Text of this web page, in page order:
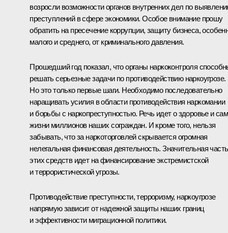
возросли возможности органов внутренних дел по
преступлений в сфере экономики. Особое внимание прошу
обратить на пресечение коррупции, защиту бизнеса,
малого и среднего, от криминального давления.
Прошедший год показал, что органы наркоконтроля
решать серьезные задачи по противодействию наркоугрозе.
Но это только первые шаги. Необходимо последовательно
наращивать усилия в области противодействия наркомании
и борьбы с наркопреступностью. Речь идет о здоровье и
жизни миллионов наших сограждан. И кроме того, нельзя
забывать, что за наркоторговлей скрывается огромная
нелегальная финансовая деятельность. Значительная часть
этих средств идет на финансирование экстремистской
и террористической угрозы.
Противодействие преступности, терроризму, наркоугрозе
напрямую зависит от надежной защиты наших границ
и эффективности миграционной политики.